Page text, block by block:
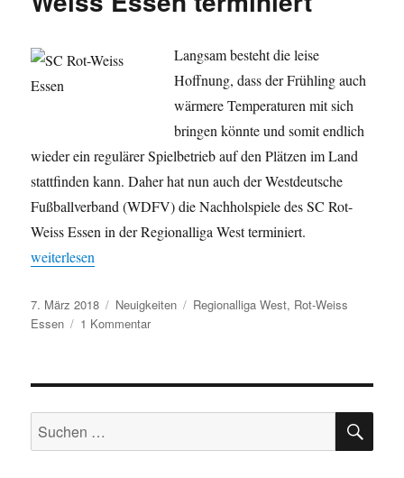
Langsam besteht die leise
Hoffnung, dass der Frühling auch
wärmere Temperaturen mit sich
bringen könnte und somit endlich
wieder ein regulärer Spielbetrieb auf den Plätzen im Land
stattfinden kann. Daher hat nun auch der Westdeutsche
Fußballverband (WDFV) die Nachholspiele des SC Rot-
Weiss Essen in der Regionalliga West terminiert.
„Nachholspiele des SC Rot-Weiss Essen terminiert“
weiterlesen
Veröffentlicht
am
7. März 2018 Kategorien
Neuigkeiten Schlagwörter
Regionalliga West, Rot-Weiss
Essen
1 Kommentarzu
SC
Weiss
terminiert
Suchen
nach: